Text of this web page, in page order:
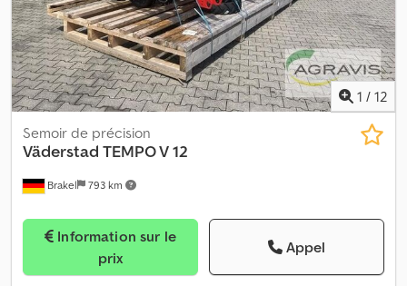
1 / 12
Brakel 793 km
Semoir de précision
Väderstad TEMPO V 12
prix
Appel